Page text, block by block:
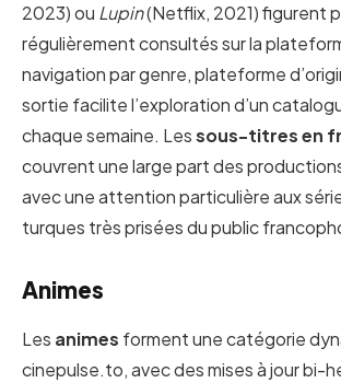
2023) ou Lupin(Netflix, 2021) figurent
régulièrement consultés sur la
navigation par genre, plateforme
sortie facilite l’exploration d’un
chaque semaine. Lessous-titres en
couvrent une large part des
avec une attention particulière aux
turques très prisées du public
Animes
Les animes forment une catégorie
cinepulse.to, avec des mises à jour bi-